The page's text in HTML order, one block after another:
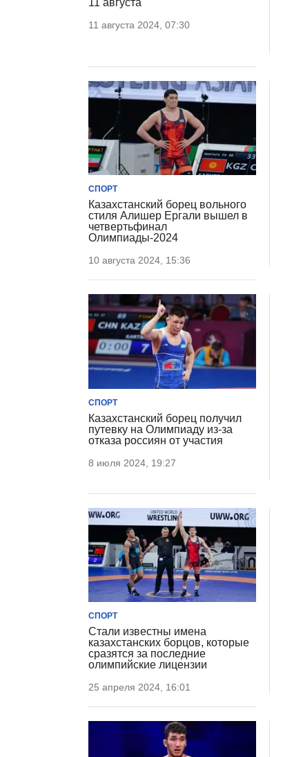
11 августа
11 августа 2024, 07:30
СПОРТ
Казахстанский борец вольного
стиля Алишер Ергали вышел в
четвертьфинал
Олимпиады-2024
10 августа 2024, 15:36
СПОРТ
Казахстанский борец получил
путевку на Олимпиаду из-за
отказа россиян от участия
8 июля 2024, 19:27
СПОРТ
Стали известны имена
казахстанских борцов, которые
сразятся за последние
олимпийские лицензии
25 апреля 2024, 16:01